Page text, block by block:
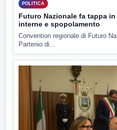
POLITICA
Futuro Nazionale fa tappa
interne e spopolamento
Convention regionale di Futuro
Partenio di...